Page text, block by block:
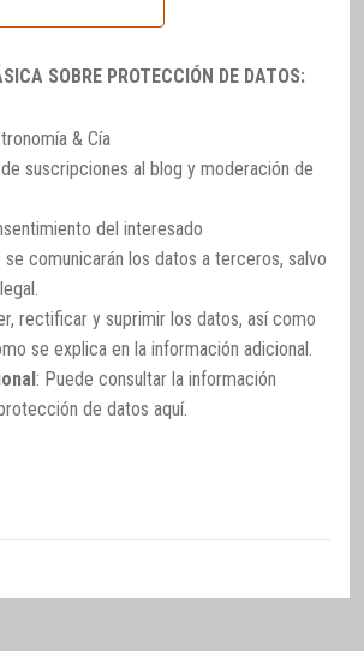
SOBRE PROTECCIÓN DE DATOS:
& Cía
suscripciones al blog y moderación de
del interesado
se comunicarán los datos a terceros, salvo
rectificar y suprimir los datos, así como
se explica en la información adicional.
: Puede consultar la información
de datos aquí.